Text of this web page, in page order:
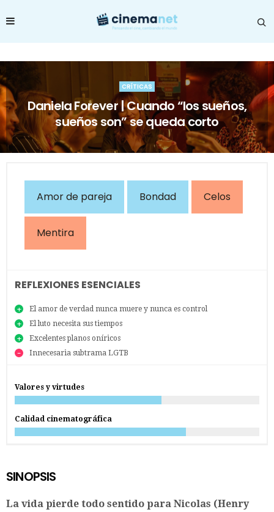
CRÍTICAS
Daniela Forever | Cuando “los sueños,
sueños son” se queda corto
Amor de pareja Bondad Celos
Mentira
REFLEXIONES ESENCIALES
El amor de verdad nunca muere y nunca es control
El luto necesita sus tiempos
Excelentes planos oníricos
Innecesaria subtrama LGTB
Valores y virtudes
Calidad cinematográfica
SINOPSIS
La vida pierde todo sentido para Nicolas (Henry